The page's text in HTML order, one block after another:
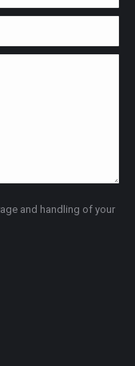
and handling of your